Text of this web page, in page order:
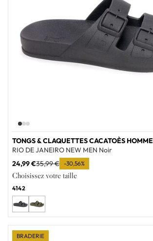
TONGS & CLAQUETTES CACATOÈS HOMME
RIO DE JANEIRO NEW MEN Noir
24,99 €35,99 € -30,56%
Choisissez votre taille
4142
BRADERIE